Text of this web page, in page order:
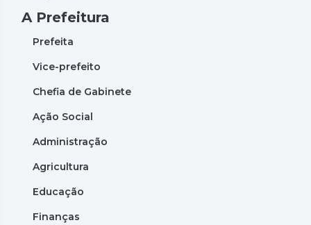
A Prefeitura
Prefeita
Vice-prefeito
Chefia de Gabinete
Ação Social
Administração
Agricultura
Educação
Finanças